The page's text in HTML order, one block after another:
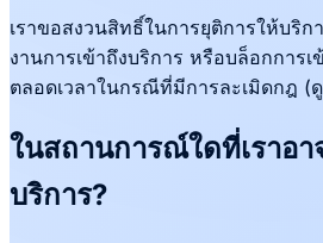
เราขอสงวนสิทธิ์ในการยุติการให้บริ
งานการเข้าถึงบริการ หรือบล็อกการ
ตลอดเวลาในกรณีที่มีการละเมิดกฎ (
ในสถานการณ์ใดที่เราอา
บริการ?